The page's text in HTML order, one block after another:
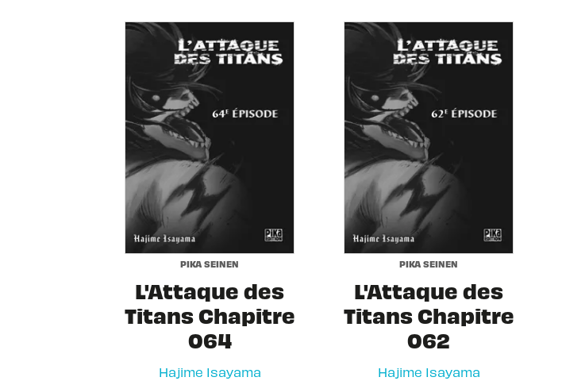
PIKA SEINEN
L'Attaque des
Titans Chapitre
064
Hajime Isayama
PIKA SEINEN
L'Attaque des
Titans Chapitre
062
Hajime Isayama